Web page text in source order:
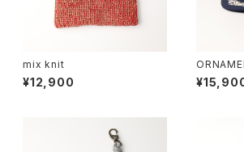
mix knit
¥12,900